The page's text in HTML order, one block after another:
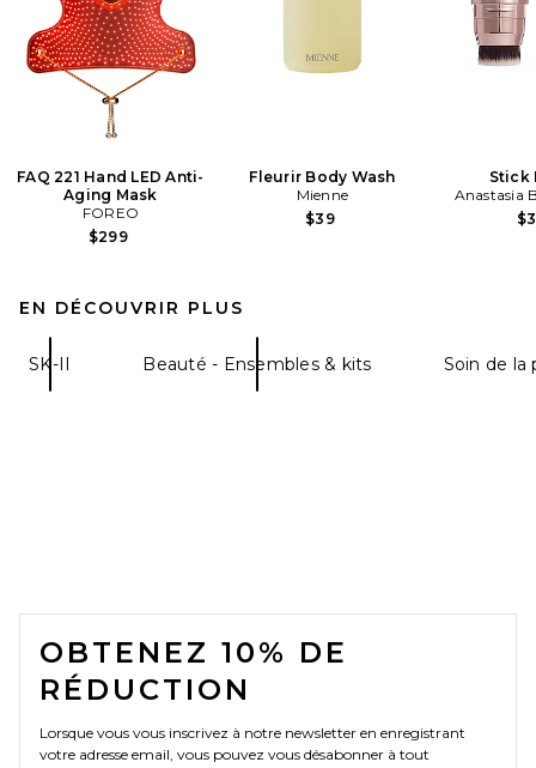
FAQ 221 Hand LED Anti-
Aging Mask
FOREO
$299
Fleurir Body Wash
Mienne
$39
Stick
Anastasia
EN DÉCOUVRIR PLUS
SK-II Beauté - Ensembles & kits Soin de la
FOOTER
OBTENEZ 10% DE
RÉDUCTION
Lorsque vous vous inscrivez à notre newsletter en enregistrant
votre adresse email, vous pouvez vous désabonner à tout